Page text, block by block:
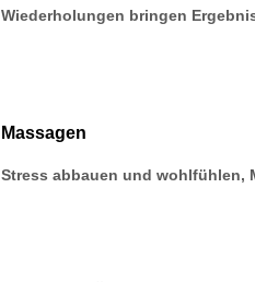
Wiederholungen bringen
Massagen
Stress abbauen und wohlfühlen,